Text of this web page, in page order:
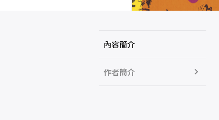
內容簡介
作者簡介